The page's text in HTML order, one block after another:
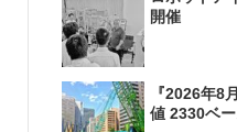
開催
『2026年
値 2330ベ